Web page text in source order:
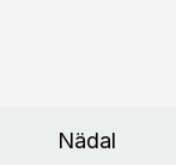
Nädal